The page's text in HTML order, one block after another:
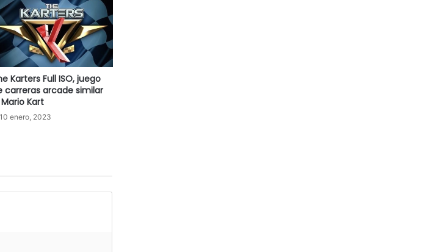
Karters Full ISO, juego
carreras arcade similar
Kart
10 enero, 2023